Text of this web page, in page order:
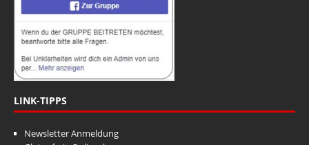
LINK-TIPPS
Newsletter Anmeldung